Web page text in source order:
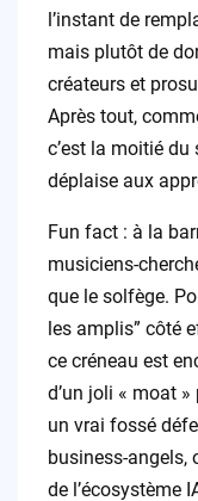
l’instant de
mais plutôt de
créateurs et
Après tout,
c’est la moitié du
déplaise aux
Fun fact : à la
musiciens-
que le solfège.
les amplis” côté
ce créneau est
d’un joli « moat »
un vrai fossé
business-angels,
de l’écosystème